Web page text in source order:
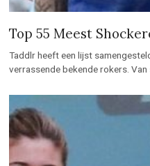
Top 55 Meest
Taddlr heeft een lijst
verrassende bekende rokers.